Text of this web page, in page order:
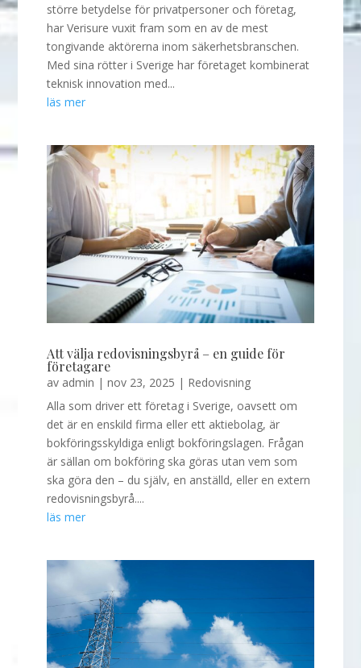
större betydelse för privatpersoner och företag,
har Verisure vuxit fram som en av de mest
tongivande aktörerna inom säkerhetsbranschen.
Med sina rötter i Sverige har företaget kombinerat
teknisk innovation med...
läs mer
Att välja redovisningsbyrå – en guide för
företagare
av admin |nov 23, 2025 | Redovisning
Alla som driver ett företag i Sverige, oavsett om
det är en enskild firma eller ett aktiebolag, är
bokföringsskyldiga enligt bokföringslagen. Frågan
är sällan om bokföring ska göras utan vem som
ska göra den – du själv, en anställd, eller en extern
redovisningsbyrå....
läs mer